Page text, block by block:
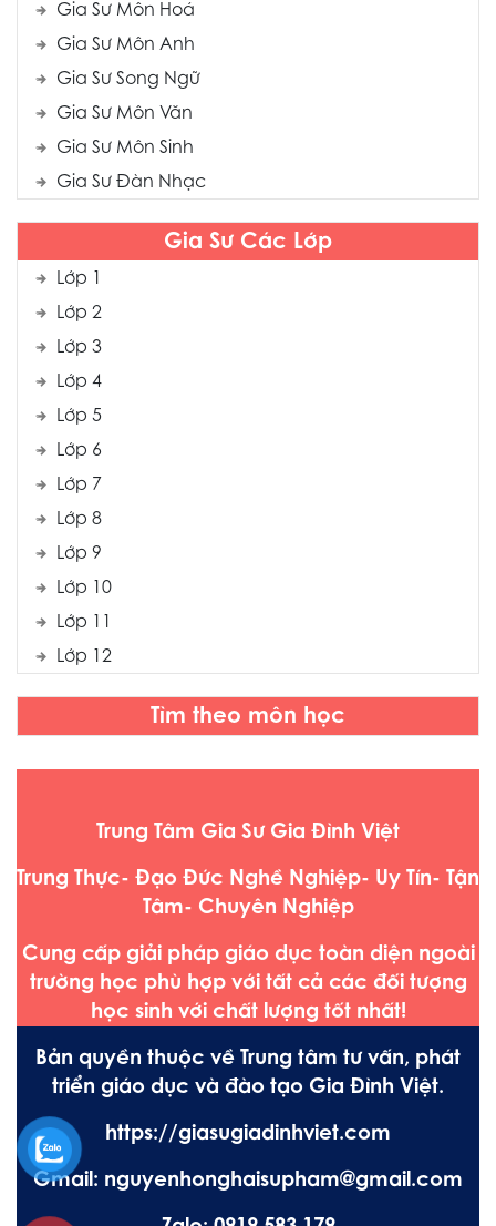
Gia Sư Môn Hoá
Gia Sư Môn Anh
Gia Sư Song Ngữ
Gia Sư Môn Văn
Gia Sư Môn Sinh
Gia Sư Đàn Nhạc
Gia Sư Các Lớp
Lớp 1
Lớp 2
Lớp 3
Lớp 4
Lớp 5
Lớp 6
Lớp 7
Lớp 8
Lớp 9
Lớp 10
Lớp 11
Lớp 12
Tìm theo môn học
Trung Tâm Gia Sư Gia Đình Việt
Trung Thực- Đạo Đức Nghề Nghiệp- Uy Tín- Tận
Tâm- Chuyên Nghiệp
Cung cấp giải pháp giáo dục toàn diện ngoài
trường học phù hợp với tất cả các đối tượng
học sinh với chất lượng tốt nhất!
Bản quyền thuộc về Trung tâm tư vấn, phát
triển giáo dục và đào tạo Gia Đình Việt.
https://giasugiadinhviet.com
Gmail: nguyenhonghaisupham@gmail.com